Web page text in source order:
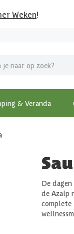
Weken!
& Veranda
De
de Azalp
complete